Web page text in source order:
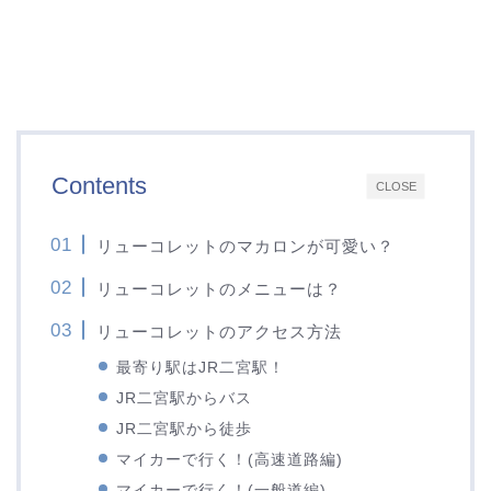
CLOSE
Contents
リューコレットのマカロンが可愛い？
リューコレットのメニューは？
リューコレットのアクセス方法
最寄り駅はJR二宮駅！
JR二宮駅からバス
JR二宮駅から徒歩
マイカーで行く！(高速道路編)